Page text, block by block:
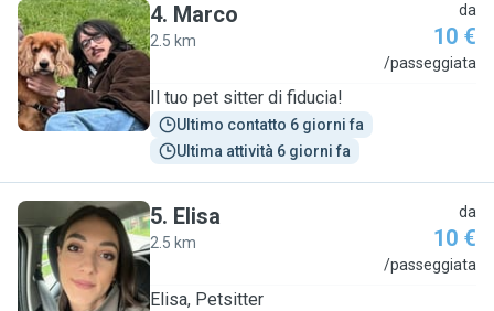
M
4. Marco
2.5 km
da
10 €
/passeggiata
Il tuo pet sitter di fiducia!
Ultimo contatto 6 giorni fa
Ultima attività 6 giorni fa
E
5. Elisa
2.5 km
da
10 €
/passeggiata
Elisa, Petsitter